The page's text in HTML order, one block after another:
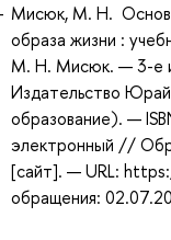
Мисюк, М. Н.
образа жизни :
М. Н. Мисюк. — 3-е
Издательство
образование). —
электронный //
[сайт]. — URL:
обращения: